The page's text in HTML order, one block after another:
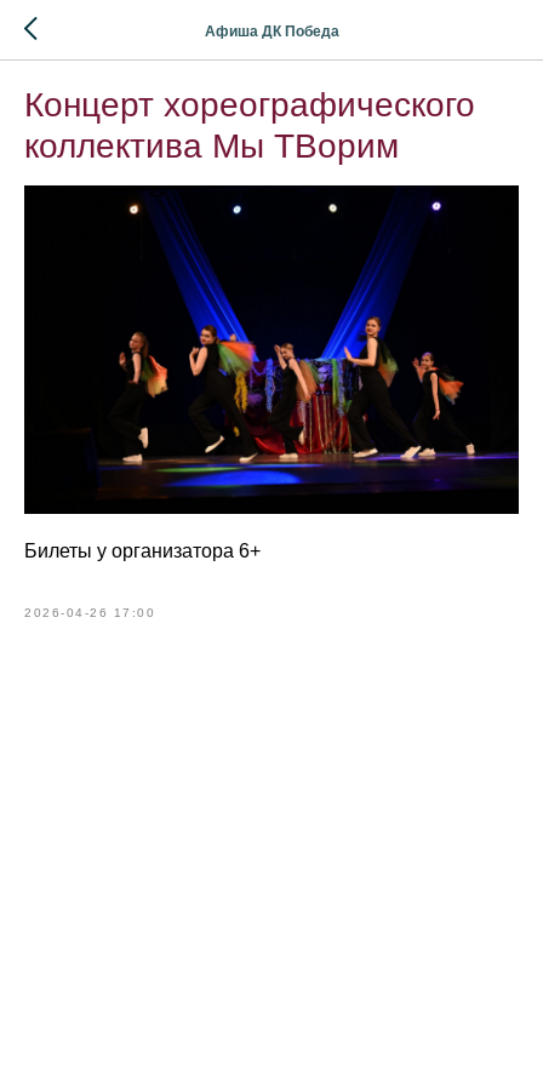
Афиша ДК Победа
Концерт хореографического
коллектива Мы ТВорим
Билеты у организатора 6+
2026-04-26 17:00